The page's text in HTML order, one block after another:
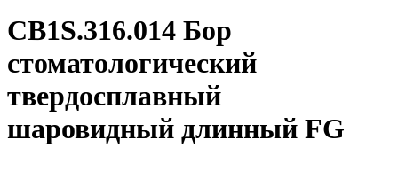
CB1S.316.014 Бор
стоматологический
твердосплавный
шаровидный длинный FG